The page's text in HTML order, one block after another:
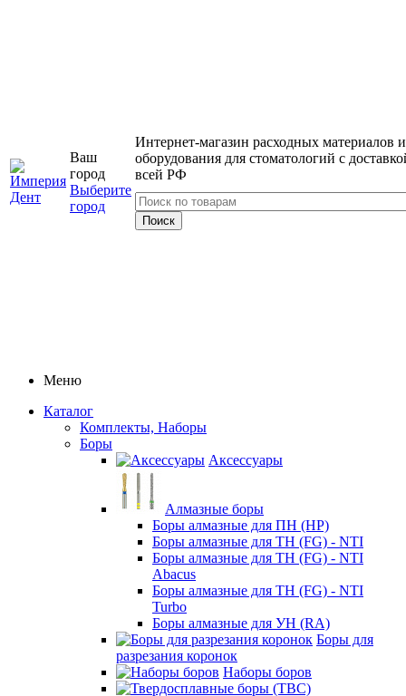
Ваш
город
Выберите
город
Интернет-магазин расходных материалов и
оборудования для стоматологий с
всей РФ
Меню
Каталог
Комплекты, Наборы
Боры
Аксессуары
Алмазные боры
Боры алмазные для ПН (HP)
Боры алмазные для ТН (FG) - NTI
Боры алмазные для ТН (FG) - NTI
Abacus
Боры алмазные для ТН (FG) - NTI
Turbo
Боры алмазные для УН (RA)
Боры для
разрезания коронок
Наборы боров